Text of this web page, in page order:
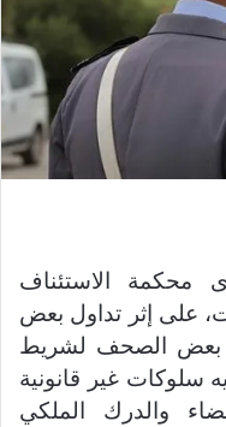
محكمة الاستئناف
على إثر تداول بعض
بعض الصحف لشريط
غير قانونية
والدرك الملكي